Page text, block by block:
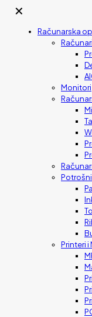
✕
Računarska
Računari
Monitori
Printeri i